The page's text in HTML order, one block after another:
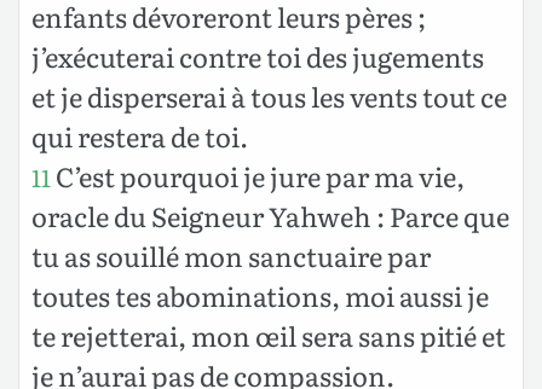
enfants dévoreront leurs pères ;
j’exécuterai contre toi des jugements
et je disperserai à tous les vents tout ce
qui restera de toi.
11 C’est pourquoi je jure par ma vie,
oracle du Seigneur Yahweh : Parce que
tu as souillé mon sanctuaire par
toutes tes abominations, moi aussi je
te rejetterai, mon œil sera sans pitié et
je n’aurai pas de compassion.